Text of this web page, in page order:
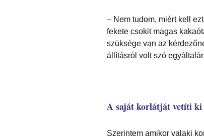
– Nem tudom, miért kell
fekete csokit magas
szüksége van az
állításról volt szó
A saját korlátját vetíti
Szerintem amikor valaki